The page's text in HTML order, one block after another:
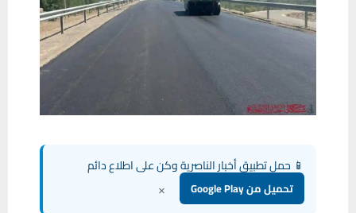
📱 حمل تطبيق أخبار الناصرية وكن على اطلاع دائم
تحميل من Google Play ×